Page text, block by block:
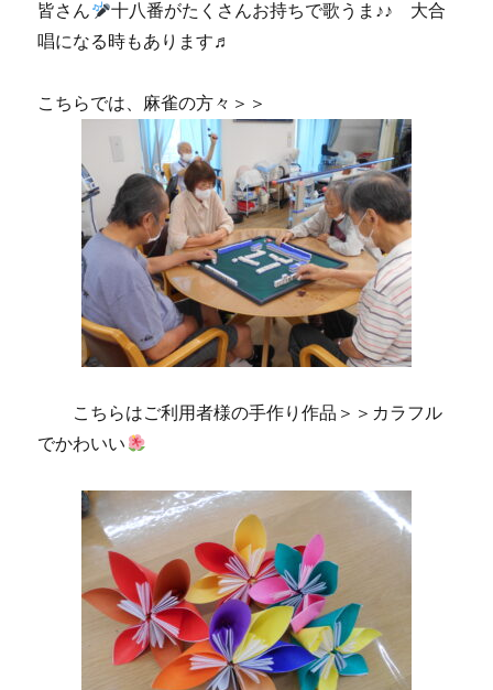
皆さん
十八番がたくさんお持ちで歌うま♪♪ 大合
唱になる時もあります♬
こちらでは、麻雀の方々＞＞
こちらはご利用者様の手作り作品＞＞カラフル
でかわいい